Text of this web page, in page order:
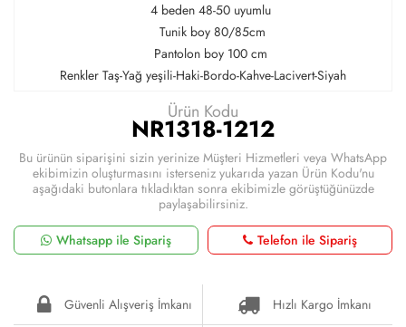
4 beden 48-50 uyumlu
Tunik boy 80/85cm
Pantolon boy 100 cm
Renkler Taş-Yağ yeşili-Haki-Bordo-Kahve-Lacivert-Siyah
Ürün Kodu
NR1318-1212
Bu ürünün siparişini sizin yerinize Müşteri Hizmetleri veya WhatsApp
ekibimizin oluşturmasını isterseniz yukarıda yazan Ürün Kodu'nu
aşağıdaki butonlara tıkladıktan sonra ekibimizle görüştüğünüzde
paylaşabilirsiniz.
Whatsapp ile Sipariş
Telefon ile Sipariş
Güvenli Alışveriş İmkanı Hızlı Kargo İmkanı